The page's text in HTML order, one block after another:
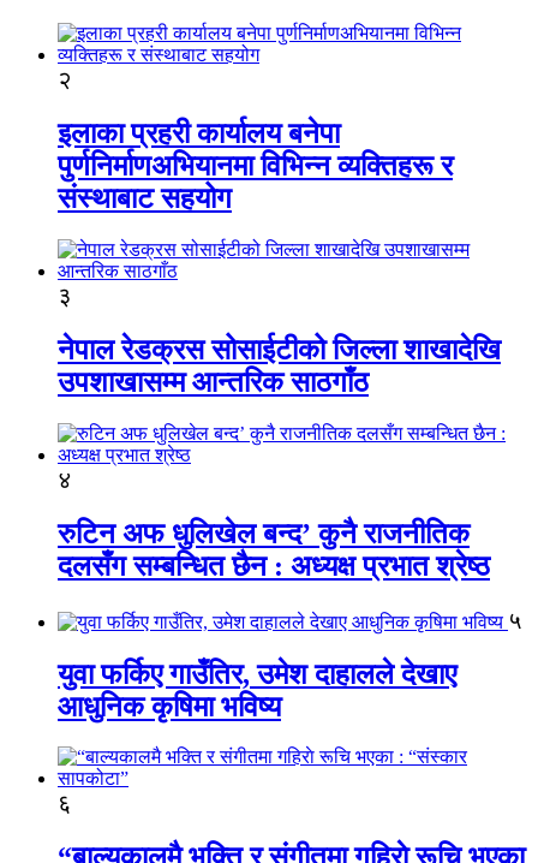
२
इलाका प्रहरी कार्यालय बनेपा
पुर्णनिर्माणअभियानमा विभिन्न व्यक्तिहरू र
संस्थाबाट सहयोग
३
नेपाल रेडक्रस सोसाईटीको जिल्ला शाखादेखि
उपशाखासम्म आन्तरिक साठगाँठ
४
रुटिन अफ धुलिखेल बन्द’ कुनै राजनीतिक
दलसँग सम्बन्धित छैन : अध्यक्ष प्रभात श्रेष्ठ
५
युवा फर्किए गाउँतिर, उमेश दाहालले देखाए
आधुनिक कृषिमा भविष्य
६